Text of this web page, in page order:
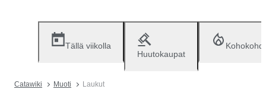
Tällä viikolla
Huutokaupat
Catawiki Muoti Laukut